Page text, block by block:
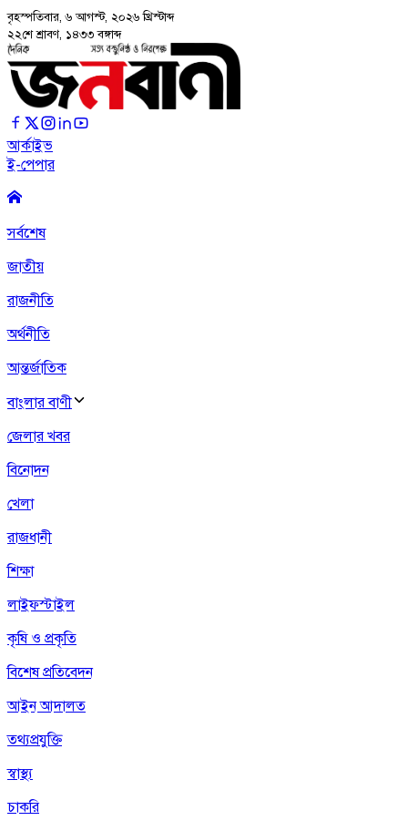
বৃহস্পতিবার, ৬ আগস্ট, ২০২৬ খ্রিস্টাব্দ
২২শে শ্রাবণ, ১৪৩৩ বঙ্গাব্দ
আর্কাইভ
ই-পেপার
সর্বশেষ
জাতীয়
রাজনীতি
অর্থনীতি
আন্তর্জাতিক
বাংলার বাণী
জেলার খবর
বিনোদন
খেলা
রাজধানী
শিক্ষা
লাইফস্টাইল
কৃষি ও প্রকৃতি
বিশেষ প্রতিবেদন
আইন আদালত
তথ্যপ্রযুক্তি
স্বাস্থ্য
চাকরি